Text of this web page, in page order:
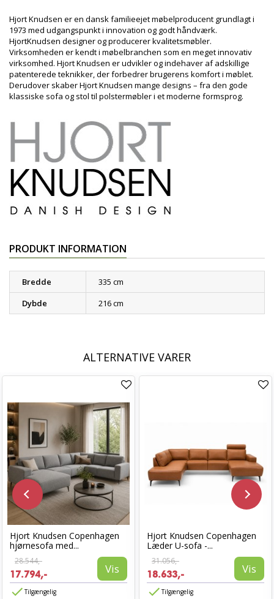
Hjort Knudsen er en dansk familieejet møbelproducent grundlagt i
1973 med udgangspunkt i innovation og godt håndværk.
HjortKnudsen designer og producerer kvalitetsmøbler.
Virksomheden er kendt i møbelbranchen som en meget innovativ
virksomhed. Hjort Knudsen er udvikler og indehaver af adskillige
patenterede teknikker, der forbedrer brugerens komfort i møblet.
Derudover skaber Hjort Knudsen mange designs – fra den gode
klassiske sofa og stol til polstermøbler i et moderne formsprog.
PRODUKT INFORMATION
Bredde
335 cm
Dybde
216 cm
ALTERNATIVE VARER
Hjort Knudsen Copenhagen
hjørnesofa med...
28.544,-
17.794,- Vis
Tilgængelig
Hjort Knudsen Copenhagen
Læder U-sofa -...
31.056,-
18.633,- Vis
Tilgængelig